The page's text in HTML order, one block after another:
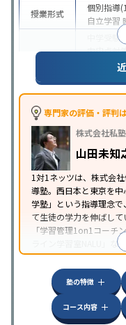
授業形式
個別指導
自立学習
中学受験
内申点対
推薦入試
特徴
中高一貫
ブレット
季節講習
専門家の評価・評判
株式会社私
山田未知
1対1ネッツは、株式会
導塾。西日本と東京を
学塾」という指導理念
て生徒の学力を伸ばして
「学習管理1on1コーチ
ライン学習室NALU」な
いる。
塾の特徴
コース内容